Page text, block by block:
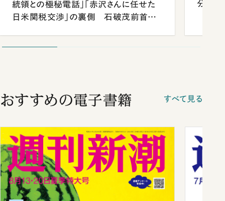
統領との極秘電話」「赤沢さんに任せた
日米関税交渉」の裏側 石破茂前首相
分 佐
おすすめの電子書籍 すべて見る